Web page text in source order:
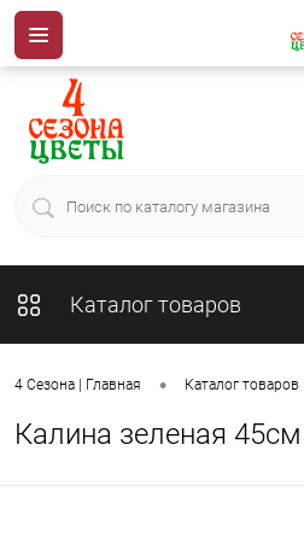
Каталог товаров
4 Сезона | Главная • Каталог товаров
Калина зеленая 45см